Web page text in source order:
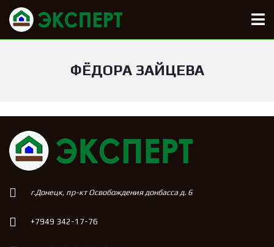
ФЁДОРА ЗАЙЦЕВА
г.Донецк, пр-кт Освобождения донбасса д. 6
+7949 342-17-76